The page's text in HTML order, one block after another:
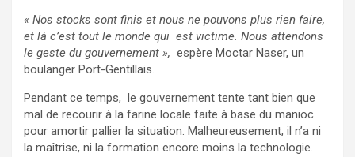
« Nos stocks sont finis et nous ne pouvons plus rien faire,
et là c’est tout le monde qui est victime. Nous attendons
le geste du gouvernement », espère Moctar Naser, un
boulanger Port-Gentillais.
Pendant ce temps, le gouvernement tente tant bien que
mal de recourir à la farine locale faite à base du manioc
pour amortir pallier la situation. Malheureusement, il n’a ni
la maîtrise, ni la formation encore moins la technologie.